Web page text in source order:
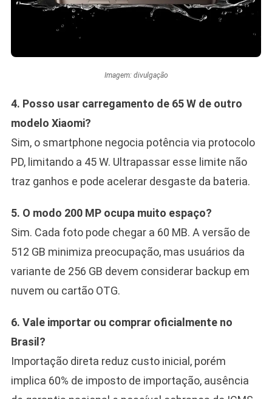
Imagem: divulgação
4. Posso usar carregamento de 65 W de outro
modelo Xiaomi?
Sim, o smartphone negocia potência via protocolo
PD, limitando a 45 W. Ultrapassar esse limite não
traz ganhos e pode acelerar desgaste da bateria.
5. O modo 200 MP ocupa muito espaço?
Sim. Cada foto pode chegar a 60 MB. A versão de
512 GB minimiza preocupação, mas usuários da
variante de 256 GB devem considerar backup em
nuvem ou cartão OTG.
6. Vale importar ou comprar oficialmente no
Brasil?
Importação direta reduz custo inicial, porém
implica 60% de imposto de importação, ausência